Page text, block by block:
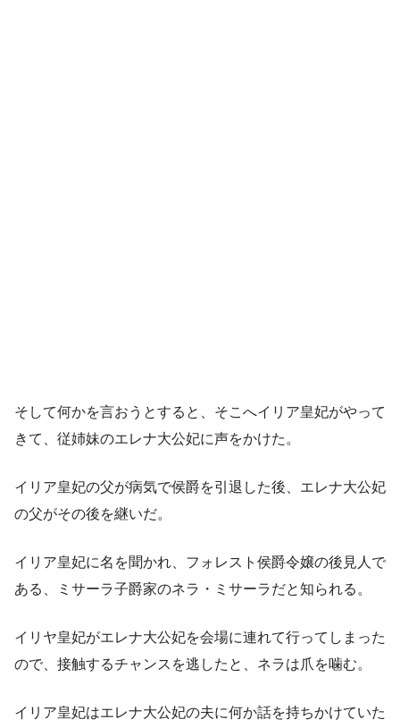
そして何かを言おうとすると、そこへイリア皇妃がやって
きて、従姉妹のエレナ大公妃に声をかけた。
イリア皇妃の父が病気で侯爵を引退した後、エレナ大公妃
の父がその後を継いだ。
イリア皇妃に名を聞かれ、フォレスト侯爵令嬢の後見人で
ある、ミサーラ子爵家のネラ・ミサーラだと知られる。
イリヤ皇妃がエレナ大公妃を会場に連れて行ってしまった
ので、接触するチャンスを逃したと、ネラは爪を噛む。
イリア皇妃はエレナ大公妃の夫に何か話を持ちかけていた